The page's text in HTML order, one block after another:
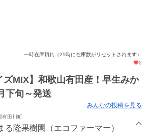
一時在庫切れ（21時に在庫数がリセットされます）
2
ズMIX】和歌山有田産！早生みか
旬～発送
みんなの投稿を見る
有田川町
る隆果樹園（エコファーマー）